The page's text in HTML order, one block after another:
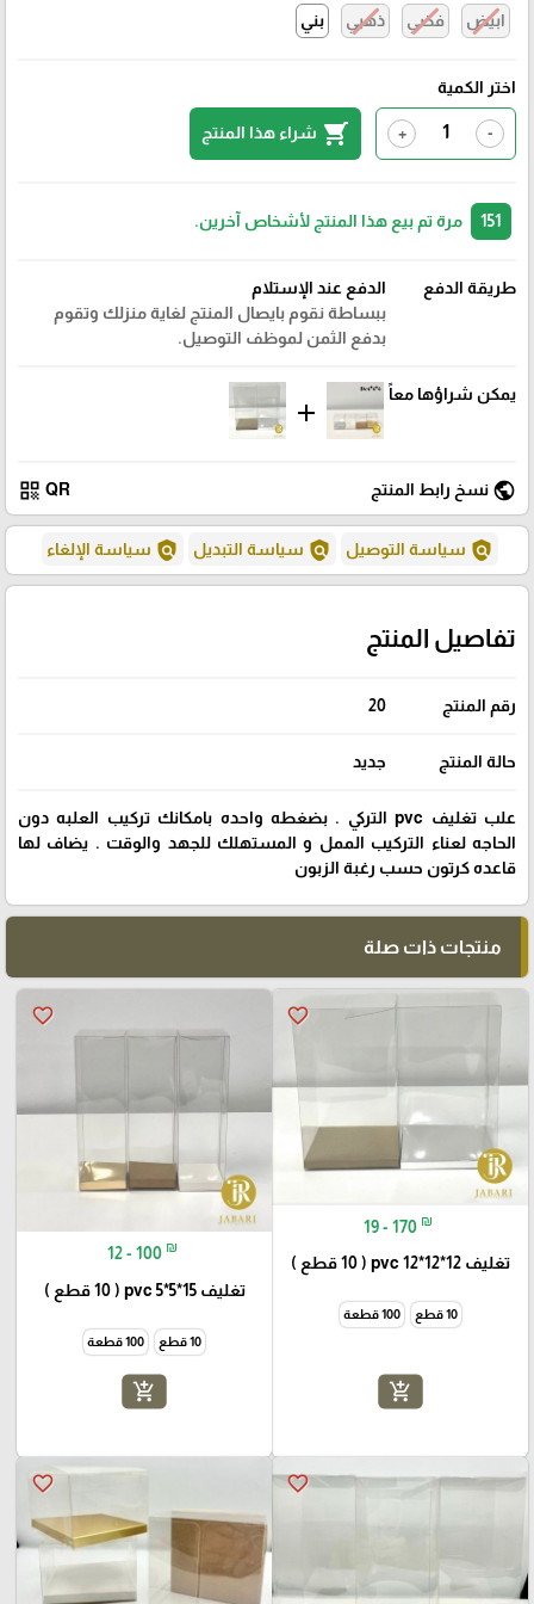
ابيض
فضي ذهبي بني
اختر الكمية
-
+
shopping_cart شراء هذا المنتج
مرة تم بيع هذا المنتج لأشخاص آخرين.
طريقة الدفع
الدفع عند الإستلام
ببساطة نقوم بايصال المنتج لغاية منزلك وتقوم
بدفع الثمن لموظف التوصيل.
يمكن شراؤها معاً
add
public نسخ رابط المنتج QR
qr_code
policy سياسة التوصيل policy سياسة التبديل policy سياسة الإلغاء
تفاصيل المنتج
رقم المنتج 20
حالة المنتج جديد
علب تغليف pvc التركي . بضغطه واحده بامكانك تركيب العلبه دون
الحاجه لعناء التركيب الممل و المستهلك للجهد والوقت . يضاف لها
قاعده كرتون حسب رغبة الزبون
منتجات ذات صلة
favorite_border
19 - 170 ₪
تغليف pvc 12*12*12 ( 10 قطع )
10 قطع 100 قطعة
add_shopping_cart
favorite_border
12 - 100 ₪
تغليف pvc 5*5*15 ( 10 قطع )
10 قطع 100 قطعة
add_shopping_cart
favorite_border
favorite_border